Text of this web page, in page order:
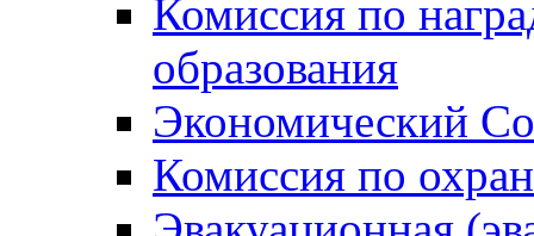
Комиссия по
образования
Экономический
Комиссия по